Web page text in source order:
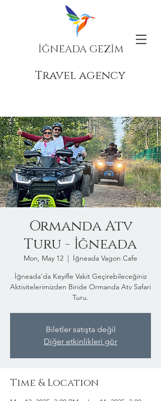
İĞNEADA GEZİM
Travel agency
Ormanda Atv
Turu - İğneada
Mon, May 12
  |
İğneada Vagon Cafe
İğneada'da Keyifle Vakit Geçirebileceğiniz
Aktivitelerimizden Biride Ormanda Atv Safari
Turu.
Biletler satışta değil
Diğer etkinlikleri gör
Time & Location